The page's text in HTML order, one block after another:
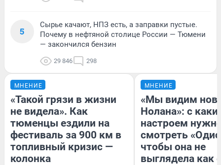
5
Сырье качают, НПЗ есть, а заправки пустые.
Почему в нефтяной столице России — Тюмени
— закончился бензин
29 846 298
МНЕНИЕ
«Такой грязи в жизни
не видела». Как
тюменцы ездили на
фестиваль за 900 км в
топливный кризис —
колонка
МНЕНИЕ
«Мы видим
Нолана»: с
настроем
смотреть
чтобы она не
выглядела как